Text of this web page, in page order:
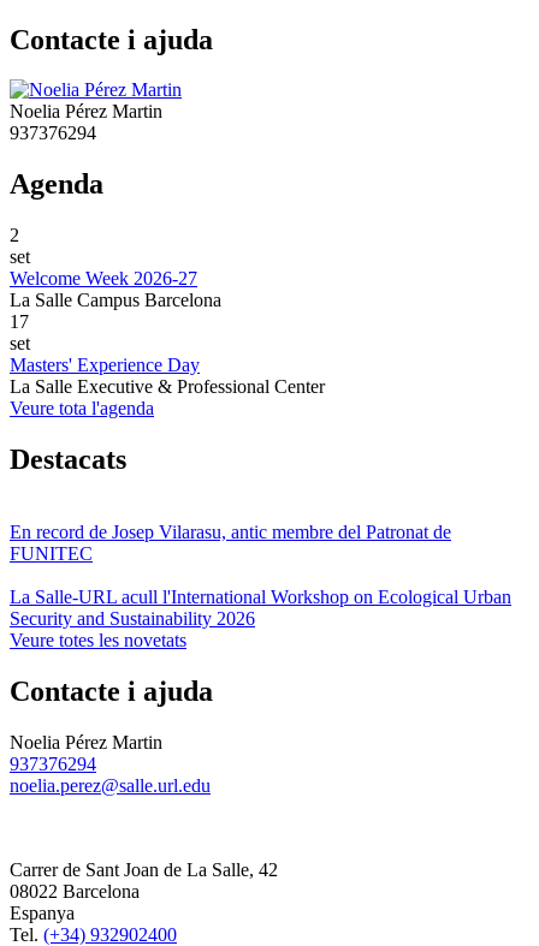
Contacte i ajuda
Noelia Pérez Martin
937376294
Agenda
2
set
Welcome Week 2026-27
La Salle Campus Barcelona
17
set
Masters' Experience Day
La Salle Executive & Professional Center
Veure tota l'agenda
Destacats
En record de Josep Vilarasu, antic membre del Patronat de
FUNITEC
La Salle-URL acull l'International Workshop on Ecological Urban
Security and Sustainability 2026
Veure totes les novetats
Contacte i ajuda
Noelia Pérez Martin
937376294
noelia.perez@salle.url.edu
Carrer de Sant Joan de La Salle, 42
08022 Barcelona
Espanya
Tel. (+34) 932902400